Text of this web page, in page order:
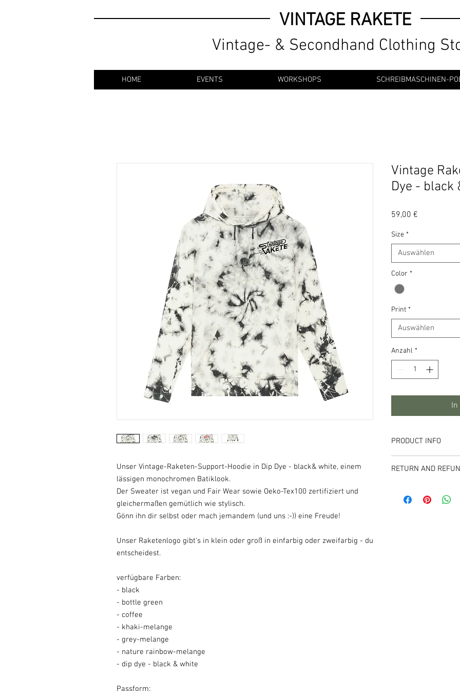
VINTAGE RAKETE
Vintage- & Secondhand Clothing
HOME EVENTS WORKSHOPS SCHREIBMASCHINEN-
Unser Vintage-Raketen-Support-Hoodie in Dip Dye - black& white, einem
lässigen monochromen Batiklook.
Der Sweater ist vegan und Fair Wear sowie Oeko-Tex100 zertifiziert und
gleichermaßen gemütlich wie stylisch.
Gönn ihn dir selbst oder mach jemandem (und uns :-)) eine Freude!
Unser Raketenlogo gibt's in klein oder groß in einfarbig oder zweifarbig - du
entscheidest.
verfügbare Farben:
- black
- bottle green
- coffee
- khaki-melange
- grey-melange
- nature rainbow-melange
- dip dye - black & white
Passform:
Vintage
Dye - black
59,00 €
Size *
Auswählen
Color *
Print *
Auswählen
Anzahl *
In
PRODUCT INFO
Kapuze mit
Metallösen am
Abgesetzter
RETURN AND
Bestellung für Euch